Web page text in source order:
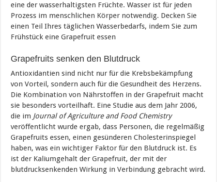
eine der wasserhaltigsten Früchte. Wasser ist für jeden
Prozess im menschlichen Körper notwendig. Decken Sie
einen Teil Ihres täglichen Wasserbedarfs, indem Sie zum
Frühstück eine Grapefruit essen
Grapefruits senken den Blutdruck
Antioxidantien sind nicht nur für die Krebsbekämpfung
von Vorteil, sondern auch für die Gesundheit des Herzens.
Die Kombination von Nährstoffen in der Grapefruit macht
sie besonders vorteilhaft. Eine Studie aus dem Jahr 2006,
die im Journal of Agriculture and Food Chemistry
veröffentlicht wurde ergab, dass Personen, die regelmäßig
Grapefruits essen, einen gesünderen Cholesterinspiegel
haben, was ein wichtiger Faktor für den Blutdruck ist. Es
ist der Kaliumgehalt der Grapefruit, der mit der
blutdrucksenkenden Wirkung in Verbindung gebracht wird.